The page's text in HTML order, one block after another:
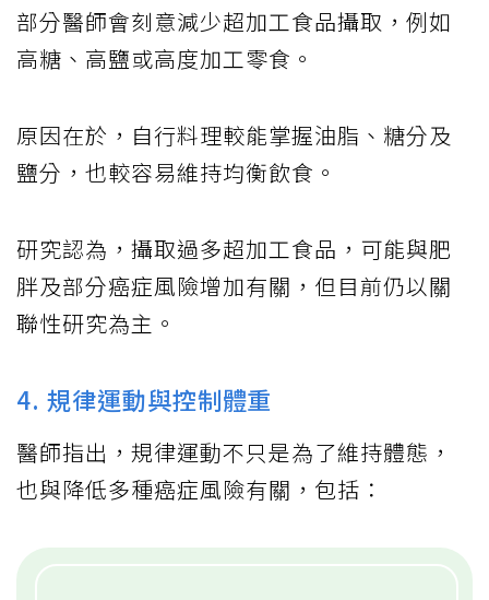
部分醫師會刻意減少超加工食品攝取，例如
高糖、高鹽或高度加工零食。
原因在於，自行料理較能掌握油脂、糖分及
鹽分，也較容易維持均衡飲食。
研究認為，攝取過多超加工食品，可能與肥
胖及部分癌症風險增加有關，但目前仍以關
聯性研究為主。
4. 規律運動與控制體重
醫師指出，規律運動不只是為了維持體態，
也與降低多種癌症風險有關，包括：